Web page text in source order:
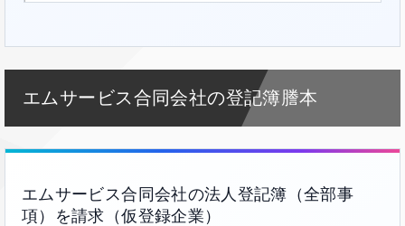
エムサービス合同会社の登記簿謄本
エムサービス合同会社の法人登記簿（全部事
項）を請求（仮登録企業）